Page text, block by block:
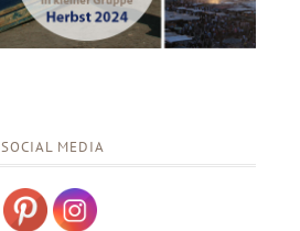
SOCIAL MEDIA